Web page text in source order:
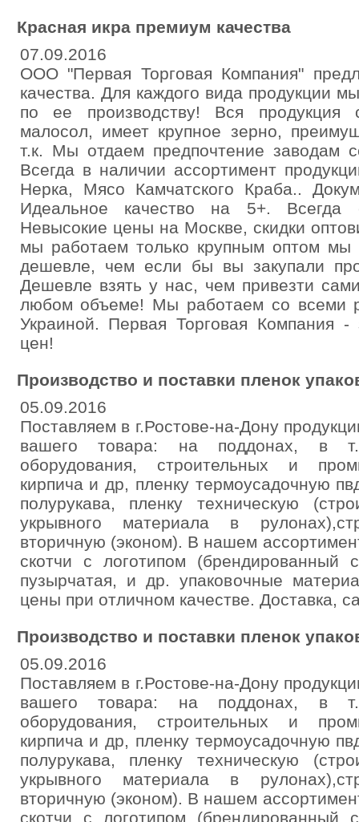
Красная икра премиум качества
07.09.2016
ООО "Первая Торговая Компания"
качества. Для каждого вида продукции
по ее производству! Вся продукция
малосол, имеет крупное зерно,
т.к. Мы отдаем предпочтение заводам
Всегда в наличии ассортимент
Нерка, Мясо Камчатского Краба..
Идеальное качество на 5+. Всегда
Невысокие цены на Москве, скидки
мы работаем только крупным оптом
дешевле, чем если бы вы закупали
Дешевле взять у нас, чем привезти
любом объеме! Мы работаем со всеми
Украиной. Первая Торговая Компания -
цен!
Производство и поставки пленок
05.09.2016
Поставляем в г.Ростове-на-Дону
вашего товара: на поддонах, в
оборудования, строительных и
кирпича и др, пленку термоусадочную
полурукава, пленку техническую
укрывного материала в
вторичную (эконом). В нашем
скотчи с логотипом (брендированный
пузырчатая, и др. упаковочные
цены при отличном качестве. Доставка,
Производство и поставки пленок
05.09.2016
Поставляем в г.Ростове-на-Дону
вашего товара: на поддонах, в
оборудования, строительных и
кирпича и др, пленку термоусадочную
полурукава, пленку техническую
укрывного материала в
вторичную (эконом). В нашем
скотчи с логотипом (брендированный